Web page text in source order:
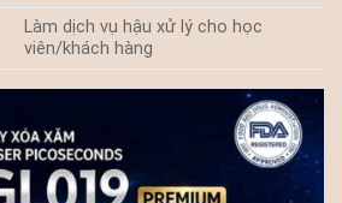
Làm dịch vụ hậu xử lý cho học
viên/khách hàng